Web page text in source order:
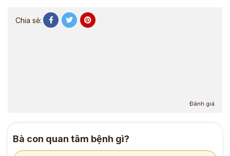
Chia sẻ:
Đánh giá
Bà con quan tâm bệnh gì?